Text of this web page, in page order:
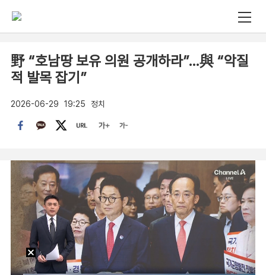
野 “호남땅 보유 의원 공개하라”…與 “악질
적 발목 잡기”
2026-06-29 19:25 정치